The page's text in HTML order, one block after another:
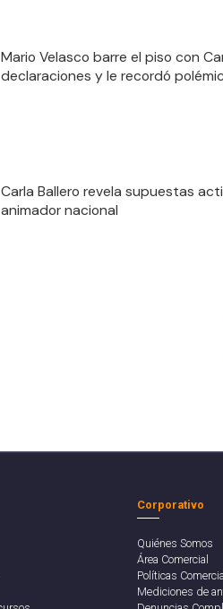
Mario Velasco barre el piso con
declaraciones y le recordó
Carla Ballero revela supuestas
animador nacional
Corporativo
Quiénes Somos
Área Comercial
Políticas
Mediciones de